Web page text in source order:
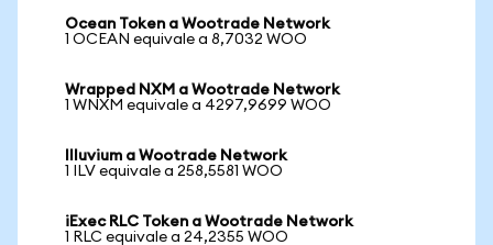
Ocean Token a Wootrade Network
1 OCEAN equivale a 8,7032 WOO
Wrapped NXM a Wootrade Network
1 WNXM equivale a 4297,9699 WOO
Illuvium a Wootrade Network
1 ILV equivale a 258,5581 WOO
iExec RLC Token a Wootrade Network
1 RLC equivale a 24,2355 WOO